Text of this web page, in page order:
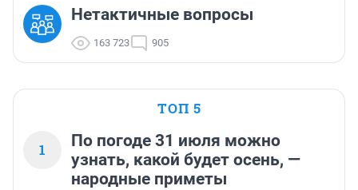
Нетактичные вопросы
163 723 905
ТОП 5
1
По погоде 31 июля можно
узнать, какой будет осень, —
народные приметы